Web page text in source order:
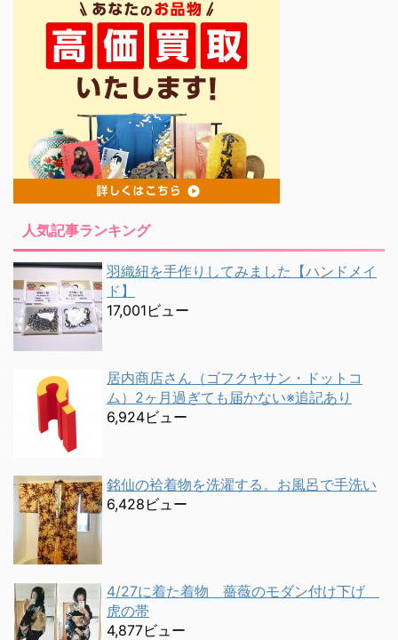
人気記事ランキング
羽織紐を手作りしてみました【ハンドメイ
ド】
17,001ビュー
居内商店さん（ゴフクヤサン・ドットコ
ム）2ヶ月過ぎても届かない※追記あり
6,924ビュー
銘仙の袷着物を洗濯する。お風呂で手洗い
6,428ビュー
4/27に着た着物 薔薇のモダン付け下げ
虎の帯
4,877ビュー